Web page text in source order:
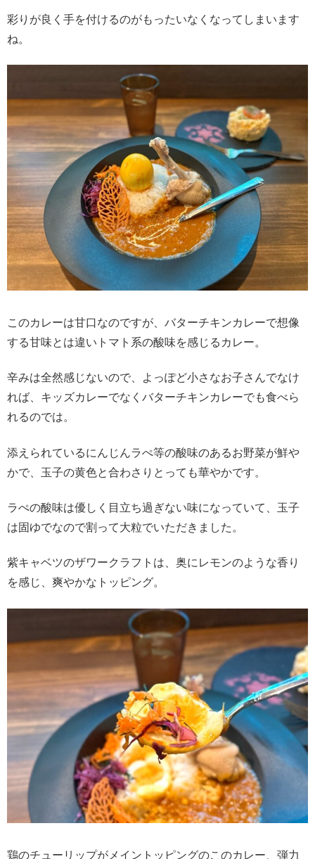
彩りが良く手を付けるのがもったいなくなってしまいます
ね。
このカレーは甘口なのですが、バターチキンカレーで想像
する甘味とは違いトマト系の酸味を感じるカレー。
辛みは全然感じないので、よっぽど小さなお子さんでなけ
れば、キッズカレーでなくバターチキンカレーでも食べら
れるのでは。
添えられているにんじんラぺ等の酸味のあるお野菜が鮮や
かで、玉子の黄色と合わさりとっても華やかです。
ラぺの酸味は優しく目立ち過ぎない味になっていて、玉子
は固ゆでなので割って大粒でいただきました。
紫キャベツのザワークラフトは、奥にレモンのような香り
を感じ、爽やかなトッピング。
鶏のチューリップがメイントッピングのこのカレー、弾力